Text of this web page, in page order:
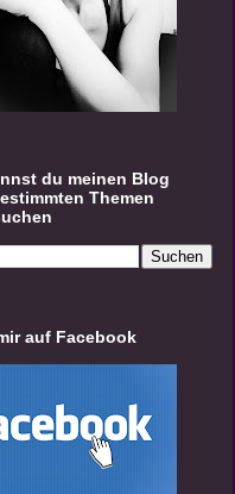
du meinen Blog
Themen
auf Facebook